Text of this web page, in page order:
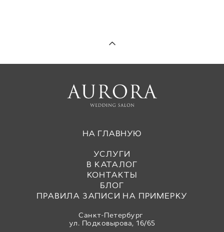
НА ГЛАВНУЮ
УСЛУГИ
В КАТАЛОГ
КОНТАКТЫ
БЛОГ
ПРАВИЛА ЗАПИСИ НА ПРИМЕРКУ
Санкт-Петербург
ул. Подковырова, 16/65